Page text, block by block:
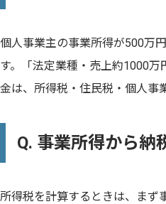
個人事業主の事業所得が500万
す。「法定業種・売上約1000
金は、所得税・住民税・個人事
Q. 事業所得から納
所得税を計算するときは、まず